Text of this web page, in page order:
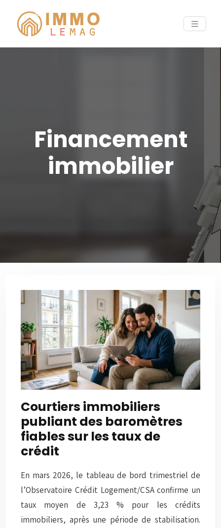
Financement
immobilier
Courtiers immobiliers
publiant des baromètres
fiables sur les taux de
crédit
En mars 2026, le tableau de bord trimestriel de
l’Observatoire Crédit Logement/CSA confirme un
taux moyen de 3,23 % pour les crédits
immobiliers, après une période de stabilisation.